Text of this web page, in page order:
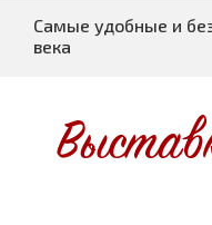
Самые удобные и
века